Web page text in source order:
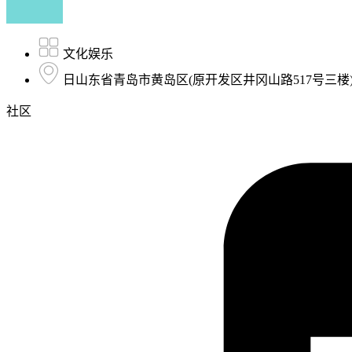
文化娱乐
日山东省青岛市黄岛区(原开发区井冈山路517号三楼
社区